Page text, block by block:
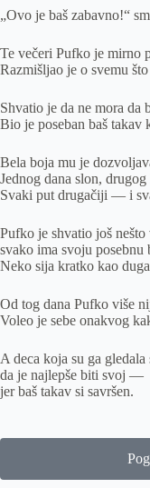
„Ovo je baš zabavno!“
Te večeri Pufko je mirno
Razmišljao je o svemu
Shvatio je da ne mora da
Bio je poseban baš takav
Bela boja mu je
Jednog dana slon,
Svaki put drugačiji — i
Pufko je shvatio još nešto
svako ima svoju posebnu
Neko sija kratko kao
Od tog dana Pufko više
Voleo je sebe onakvog
A deca koja su ga
da je najlepše biti svoj —
jer baš takav si savršen.